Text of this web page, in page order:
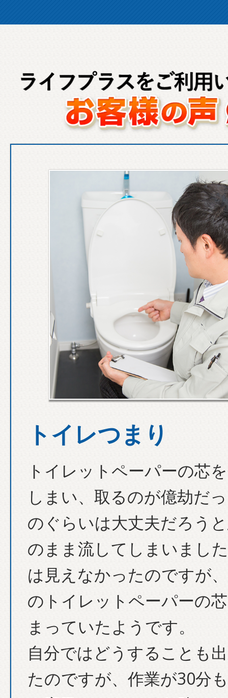
トイレつまり
トイレットペーパーの芯
しまい、取るのが億劫だ
のぐらいは大丈夫だろう
のまま流してしまいまし
は見えなかったのですが
のトイレットペーパーの
まっていたようです。
自分ではどうすることも
たのですが、作業が30分